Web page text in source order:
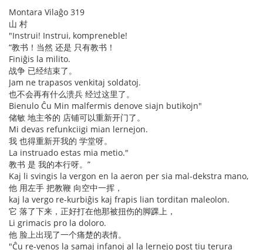
Montara Vilaĝo 319
山 村
"Instrui! Instrui, kompreneble!
“教书！当然 还是 只有教书！
Finiĝis la milito.
战争 已经结束了。
Jam ne trapasos venkitaj soldatoj.
也不会再有什么溃兵 经过这里了。
Bienulo Ĉu Min malfermis denove siajn butikojn"
储敏 地主爷的 店铺可以重新开门了。
Mi devas refunkciigi mian lernejon.
我 也得重新开我的 学堂呀。
La instruado estas mia metio."
教书 是 我的本行呀。”
Kaj li svingis la vergon en la aeron per sia mal-dekstra mano,
他 用左手 把教鞭 向空中一挥，
kaj la vergo re-kurbiĝis kaj frapis lian torditan maleolon.
它 落了下来，正好打在他那被扭伤的脚踝上，
Li grimacis pro la doloro.
他 脸上出现了一个痛楚的表情。
"Ĉu re-venos la samaj infanoj al la lernejo post tiu terura